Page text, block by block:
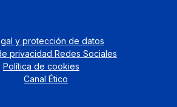
y protección de datos
privacidad Redes Sociales
Política de cookies
Canal Ético